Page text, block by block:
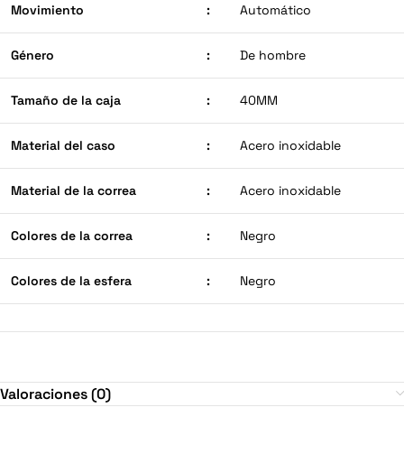
Movimiento : Automático
Género : De hombre
Tamaño de la caja : 40MM
Material del caso : Acero inoxidable
Material de la correa : Acero inoxidable
Colores de la correa : Negro
Colores de la esfera : Negro
Valoraciones (0)